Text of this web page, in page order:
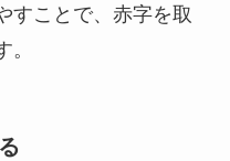
すことで、赤字を取